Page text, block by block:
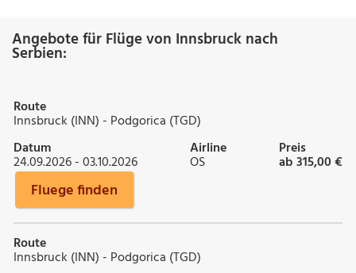
Angebote für Flüge von Innsbruck nach
Serbien:
Route
Innsbruck (INN) - Podgorica (TGD)
Datum
24.09.2026 - 03.10.2026
Airline
OS
Preis
ab 315,00 €
Fluege finden
Route
Innsbruck (INN) - Podgorica (TGD)